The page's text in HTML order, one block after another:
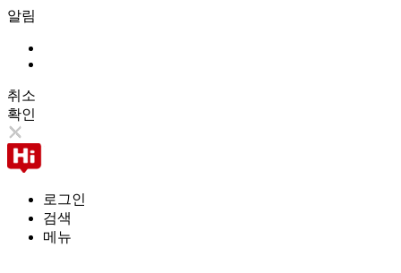
알림
취소
확인
로그인
검색
메뉴